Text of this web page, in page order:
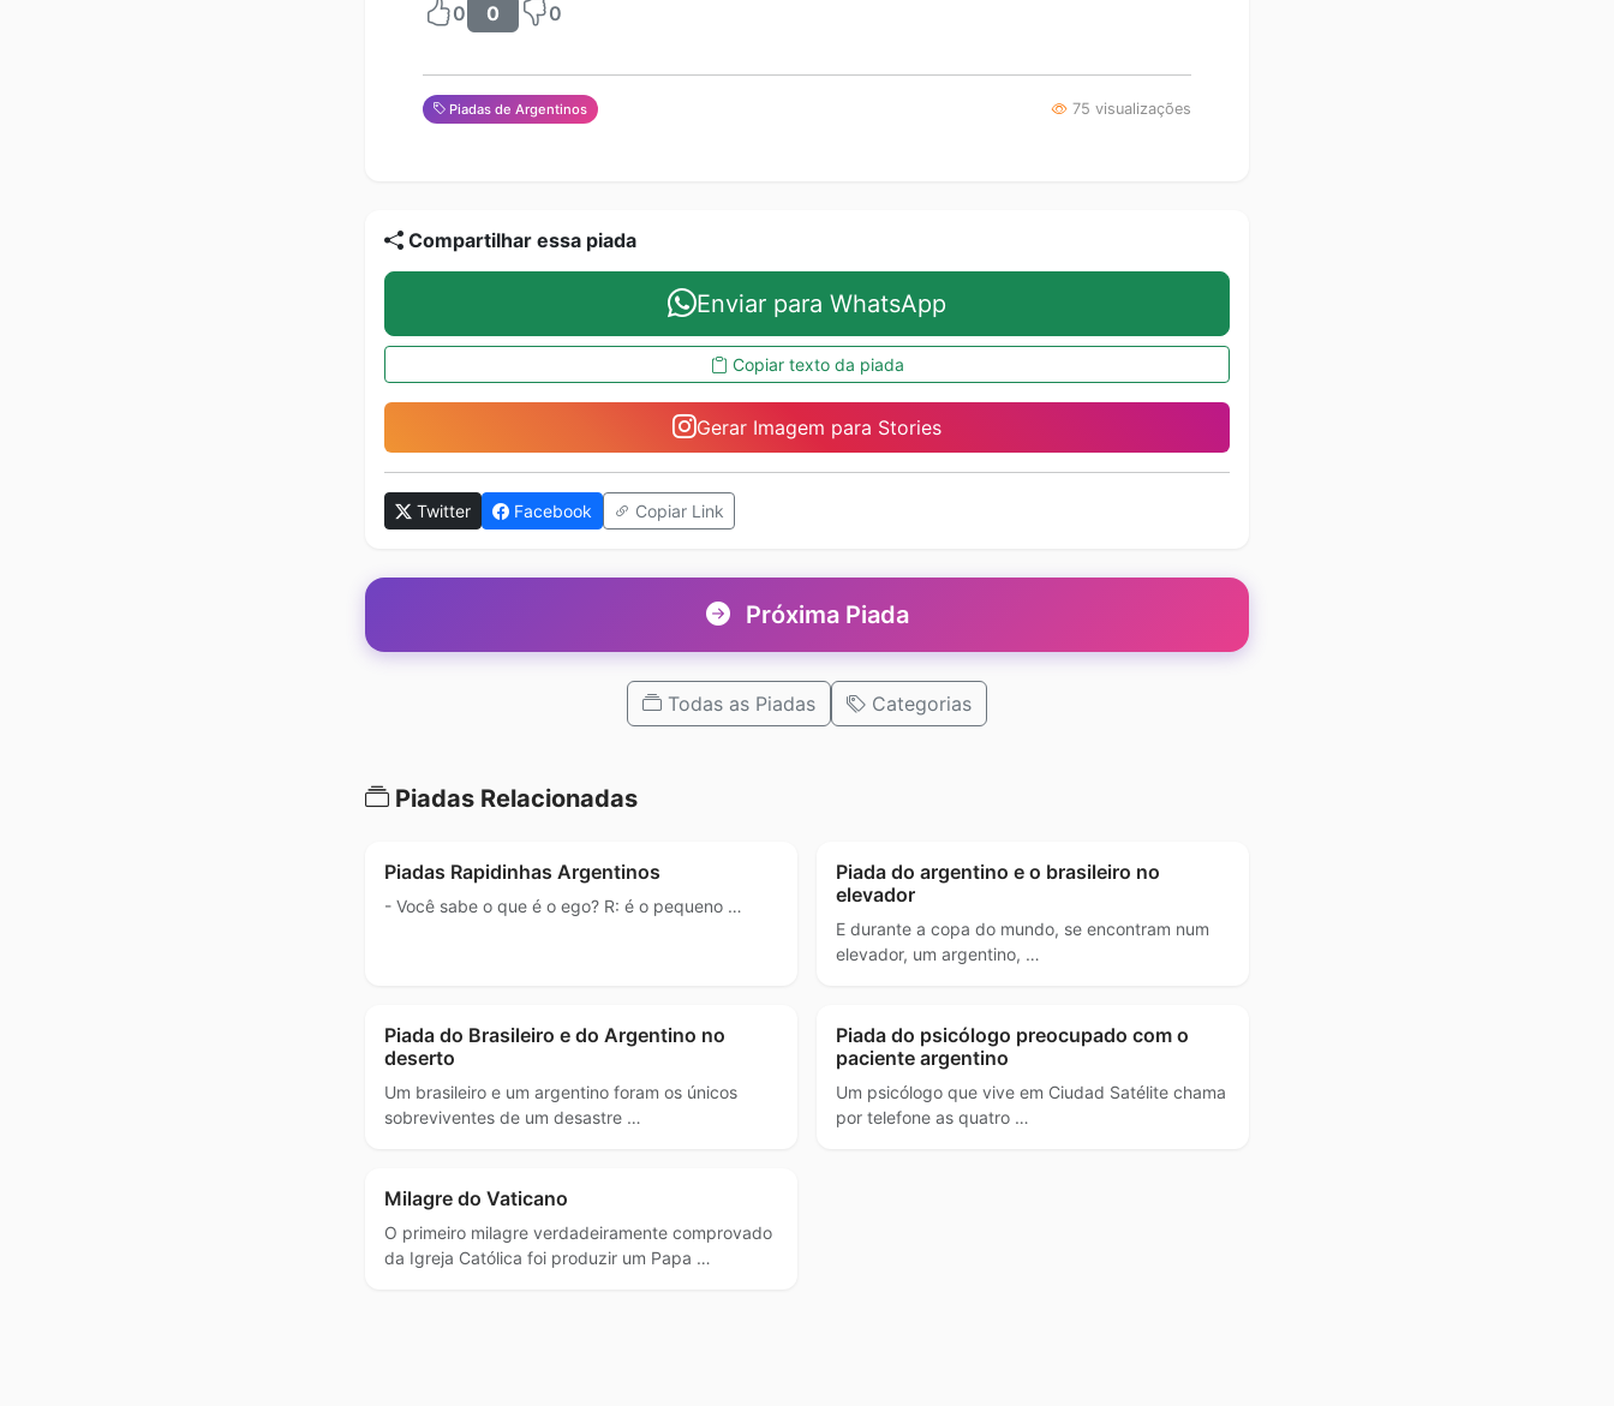
0 0 0
Piadas de Argentinos 75 visualizações
Compartilhar essa piada
Enviar para WhatsApp
Copiar texto da piada
Gerar Imagem para Stories
Twitter Facebook Copiar Link
Próxima Piada
Todas as Piadas Categorias
Piadas Relacionadas
Piadas Rapidinhas Argentinos
- Você sabe o que é o ego? R: é o pequeno …
Piada do argentino e o brasileiro no
elevador
E durante a copa do mundo, se encontram num
elevador, um argentino, …
Piada do Brasileiro e do Argentino no
deserto
Um brasileiro e um argentino foram os únicos
sobreviventes de um desastre …
Piada do psicólogo preocupado com o
paciente argentino
Um psicólogo que vive em Ciudad Satélite chama
por telefone as quatro …
Milagre do Vaticano
O primeiro milagre verdadeiramente comprovado
da Igreja Católica foi produzir um Papa …